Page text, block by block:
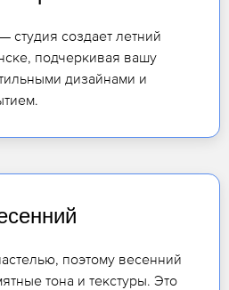
студия создает летний
подчеркивая вашу
дизайнами и
поэтому весенний
тона и текстуры. Это